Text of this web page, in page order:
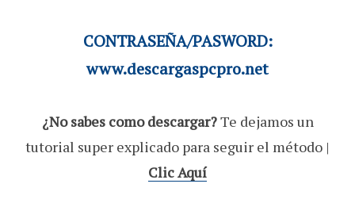
CONTRASEÑA/PASWORD:
www.descargaspcpro.net
¿No sabes como descargar?Te dejamos un
tutorial super explicado para seguir el método |
Clic Aquí